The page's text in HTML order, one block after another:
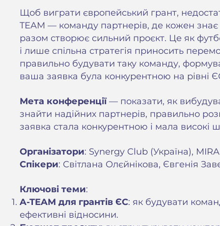
Щоб виграти європейський грант,
TEAM — команду партнерів, де кожен знає
разом створює сильний проєкт. Це як
і лише спільна стратегія приносить
правильно будувати таку команду,
ваша заявка була конкурентною на рівні
Мета конференції— показати, як
знайти надійних партнерів, правильно
заявка стала конкурентною і мала високі
Організатори: Synergy Club (Україна),
Спікери: Світлана Олєйнікова, Євгенія
Ключові теми:
A-TEAM для грантів ЄС: як будувати
ефективні відносини.